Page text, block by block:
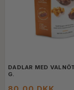
DADLAR MED
G.